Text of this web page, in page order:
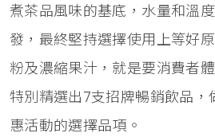
煮茶品風味的基底，水量和溫
發，最終堅持選擇使用上等好
粉及濃縮果汁，就是要消費者
特別精選出7支招牌暢銷飲品，
惠活動的選擇品項。